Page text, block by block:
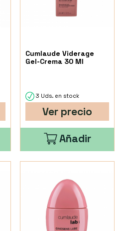
Cumlaude Viderage
Gel-Crema 30 Ml
3 Uds. en stock
Ver precio
Añadir